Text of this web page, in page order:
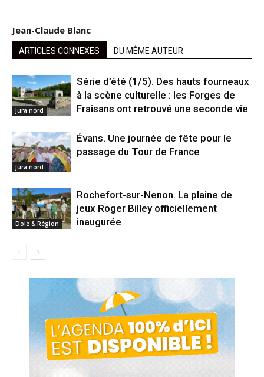
Jean-Claude Blanc
ARTICLES CONNEXES DU MÊME AUTEUR
Jura nord
Série d’été (1/5). Des hauts fourneaux
à la scène culturelle : les Forges de
Fraisans ont retrouvé une seconde vie
Jura nord
Évans. Une journée de fête pour le
passage du Tour de France
Dole & Région
Rochefort-sur-Nenon. La plaine de
jeux Roger Billey officiellement
inaugurée